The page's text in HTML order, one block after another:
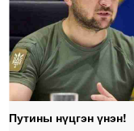
Путины нүцгэн үнэн!